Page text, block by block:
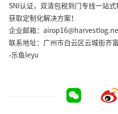
SNI认证，双清包税到门专线一站
获取定制化解决方案！
企业邮箱：
联系地址：广州市白云区云城街齐
-乐鱼leyu